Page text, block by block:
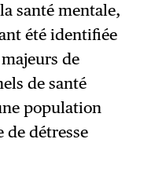
santé mentale,
été identifiée
de
de santé
population
détresse